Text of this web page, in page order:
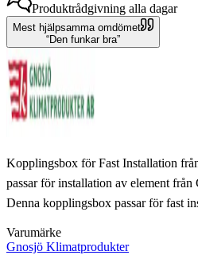
Produktrådgivning alla dagar
Mest hjälpsamma omdömet
Den funkar bra
Kopplingsbox för Fast Installation
passar för installation av element
Denna kopplingsbox passar för fast
Varumärke
Gnosjö Klimatprodukter